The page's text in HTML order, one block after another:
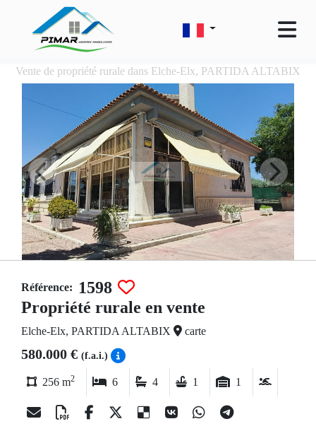
Vente de propriété rurale dans Elche-Elx, PARTIDA ALTABIX
Référence:
1598
Propriété rurale en vente
Elche-Elx, PARTIDA ALTABIX carte
580.000 € (f.a.i.)
256 m2 6 4 1 1